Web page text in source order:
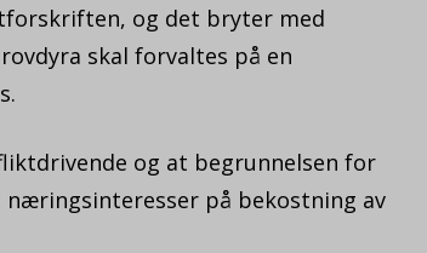
og det bryter med
skal forvaltes på en
og at begrunnelsen for
på bekostning av